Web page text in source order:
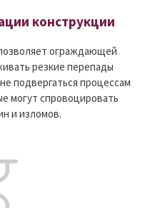
конструкции
ограждающей
резкие перепады
подвергаться процессам
могут спровоцировать
и изломов.